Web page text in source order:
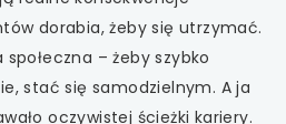
dorabia, żeby się utrzymać.
– żeby szybko
stać się samodzielnym. A ja
oczywistej ścieżki kariery.